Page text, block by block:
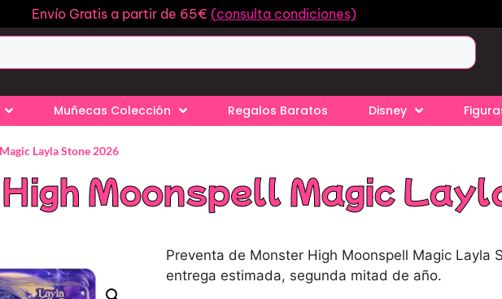
Envío Gratis a partir de 65€ (consulta condiciones)
Muñecas Colección Regalos Baratos Disney
Layla Stone 2026
Moonspell Magic
Preventa de Monster High Moonspell Magic Layla
entrega estimada, segunda mitad de año.